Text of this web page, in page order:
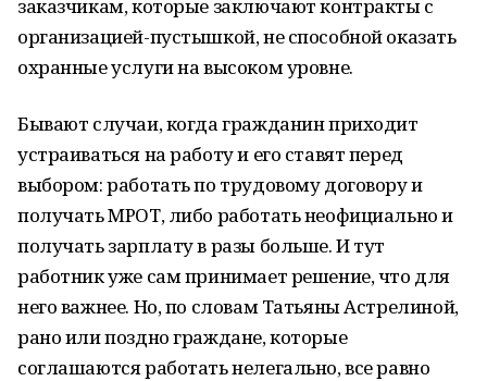
заказчикам, которые заключают контракты с
организацией-пустышкой, не способной оказать
охранные услуги на высоком уровне.
Бывают случаи, когда гражданин приходит
устраиваться на работу и его ставят перед
выбором: работать по трудовому договору и
получать МРОТ, либо работать неофициально и
получать зарплату в разы больше. И тут
работник уже сам принимает решение, что для
него важнее. Но, по словам Татьяны Астрелиной,
рано или поздно граждане, которые
соглашаются работать нелегально, все равно